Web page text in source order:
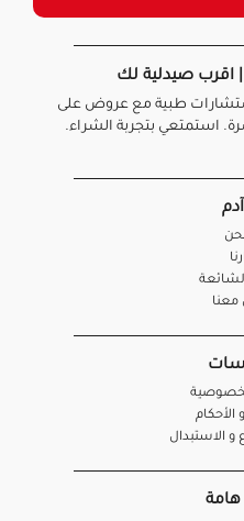
| اقرب صيدلية لك
طبية مع عروض على
استمتعي بتجربة الشراء.
معنا
و الاستبدال
هامة